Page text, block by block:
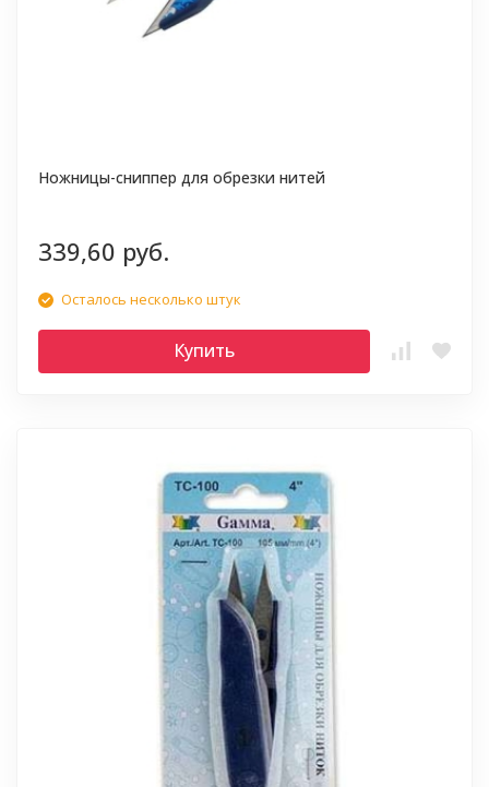
Ножницы-сниппер для обрезки нитей
339,60 руб.
Осталось несколько штук
Купить